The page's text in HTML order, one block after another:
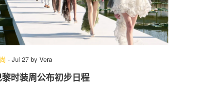
- Jul 27 by Vera
黎时装周公布初步日程